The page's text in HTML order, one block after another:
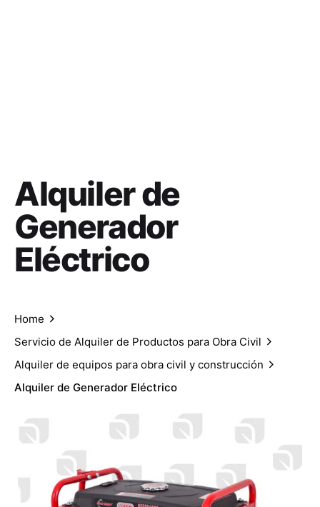
Alquiler de
Generador
Eléctrico
Home
Servicio de Alquiler de Productos para Obra Civil
Alquiler de equipos para obra civil y construcción
Alquiler de Generador Eléctrico